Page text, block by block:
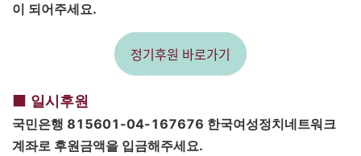
이 되어주세요.
정기후원 바로가기
■ 일시후원
국민은행 815601-04-167676 한국여성정치네트워크
계좌로 후원금액을 입금해주세요.